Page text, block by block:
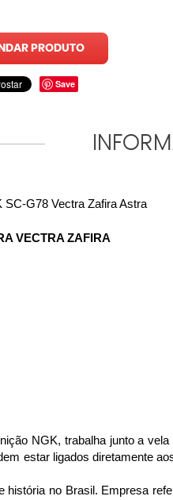
PRODUTO
Save
G78 Vectra Zafira Astra
VECTRA ZAFIRA
NGK, trabalha junto a
estar ligados diretamente
história no Brasil. Empresa